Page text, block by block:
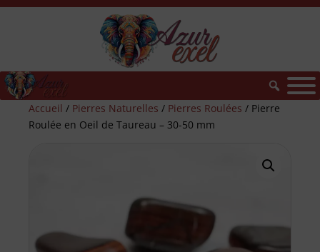
Accueil / Pierres Naturelles / Pierres Roulées / Pierre
Roulée en Oeil de Taureau – 30-50 mm